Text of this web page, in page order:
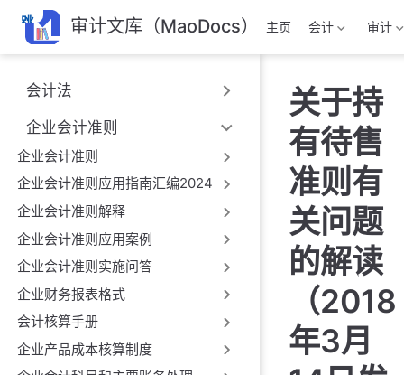
跳
至
主
內
容
审计文库（MaoDocs） 主页 会计 审计
会计法
企业会计准则
企业会计准则
企业会计准则应用指南汇编2024
企业会计准则解释
企业会计准则应用案例
企业会计准则实施问答
企业财务报表格式
会计核算手册
企业产品成本核算制度
关于持
有待售
准则有
关问题
的解读
（2018
年3月